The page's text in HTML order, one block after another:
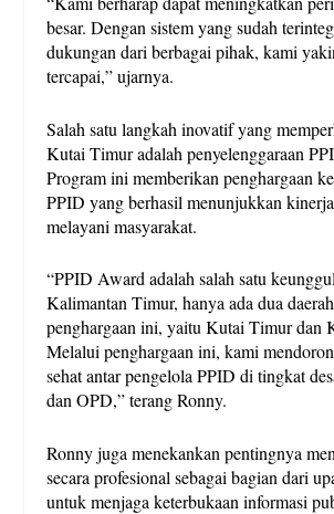
besar. Dengan sistem yang sudah
dukungan dari berbagai pihak, kami
tercapai,” ujarnya.
Salah satu langkah inovatif yang
Kutai Timur adalah penyelenggaraan
Program ini memberikan penghargaan
PPID yang berhasil menunjukkan
melayani masyarakat.
“PPID Award adalah salah satu
Kalimantan Timur, hanya ada dua
penghargaan ini, yaitu Kutai Timur dan
Melalui penghargaan ini, kami
sehat antar pengelola PPID di tingkat
dan OPD,” terang Ronny.
Ronny juga menekankan pentingnya
secara profesional sebagai bagian dari
untuk menjaga keterbukaan informasi